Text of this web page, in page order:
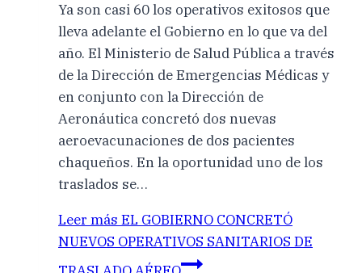
Ya son casi 60 los operativos exitosos que
lleva adelante el Gobierno en lo que va del
año. El Ministerio de Salud Pública a través
de la Dirección de Emergencias Médicas y
en conjunto con la Dirección de
Aeronáutica concretó dos nuevas
aeroevacunaciones de dos pacientes
chaqueños. En la oportunidad uno de los
traslados se…
Leer más EL GOBIERNO CONCRETÓ
NUEVOS OPERATIVOS SANITARIOS DE